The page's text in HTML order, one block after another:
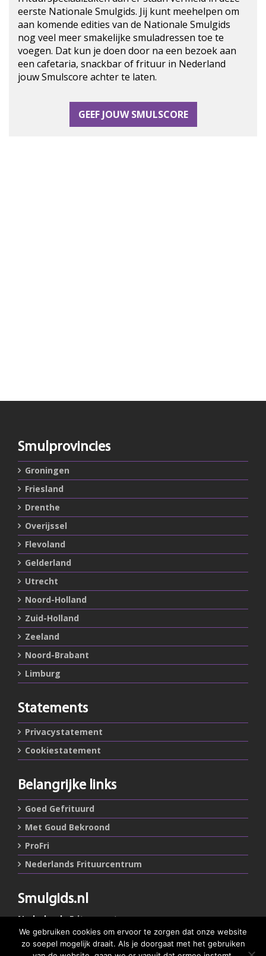
eerste Nationale Smulgids. Jij kunt meehelpen om
aan komende edities van de Nationale Smulgids
nog veel meer smakelijke smuladressen toe te
voegen. Dat kun je doen door na een bezoek aan
een cafetaria, snackbar of frituur in Nederland
jouw Smulscore achter te laten.
GEEF JOUW SMULSCORE
Smulprovincies
Groningen
Friesland
Drenthe
Overijssel
Flevoland
Gelderland
Utrecht
Noord-Holland
Zuid-Holland
Zeeland
Noord-Brabant
Limburg
Statements
Privacystatement
Cookiestatement
Belangrijke links
Goed Gefrituurd
Met Goud Bekroond
ProFri
Nederlands Frituurcentrum
Smulgids.nl
Nederlands Frituurcentrum
Blaarthemseweg 72
5502 JW Veldhoven
We gebruiken cookies om ervoor te zorgen dat onze website
zo soepel mogelijk draait. Als je doorgaat met het gebruiken